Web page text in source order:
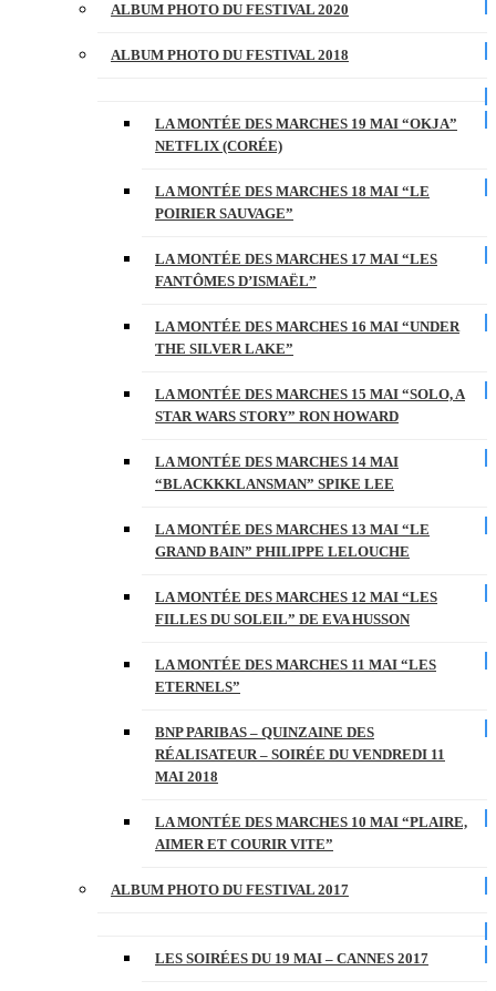
ALBUM PHOTO DU FESTIVAL 2020
ALBUM PHOTO DU FESTIVAL 2018
LA MONTÉE DES MARCHES 19 MAI “OKJA”
NETFLIX (CORÉE)
LA MONTÉE DES MARCHES 18 MAI “LE
POIRIER SAUVAGE”
LA MONTÉE DES MARCHES 17 MAI “LES
FANTÔMES D’ISMAËL”
LA MONTÉE DES MARCHES 16 MAI “UNDER
THE SILVER LAKE”
LA MONTÉE DES MARCHES 15 MAI “SOLO, A
STAR WARS STORY” RON HOWARD
LA MONTÉE DES MARCHES 14 MAI
“BLACKKKLANSMAN” SPIKE LEE
LA MONTÉE DES MARCHES 13 MAI “LE
GRAND BAIN” PHILIPPE LELOUCHE
LA MONTÉE DES MARCHES 12 MAI “LES
FILLES DU SOLEIL” DE EVA HUSSON
LA MONTÉE DES MARCHES 11 MAI “LES
ETERNELS”
BNP PARIBAS – QUINZAINE DES
RÉALISATEUR – SOIRÉE DU VENDREDI 11
MAI 2018
LA MONTÉE DES MARCHES 10 MAI “PLAIRE,
AIMER ET COURIR VITE”
ALBUM PHOTO DU FESTIVAL 2017
LES SOIRÉES DU 19 MAI – CANNES 2017